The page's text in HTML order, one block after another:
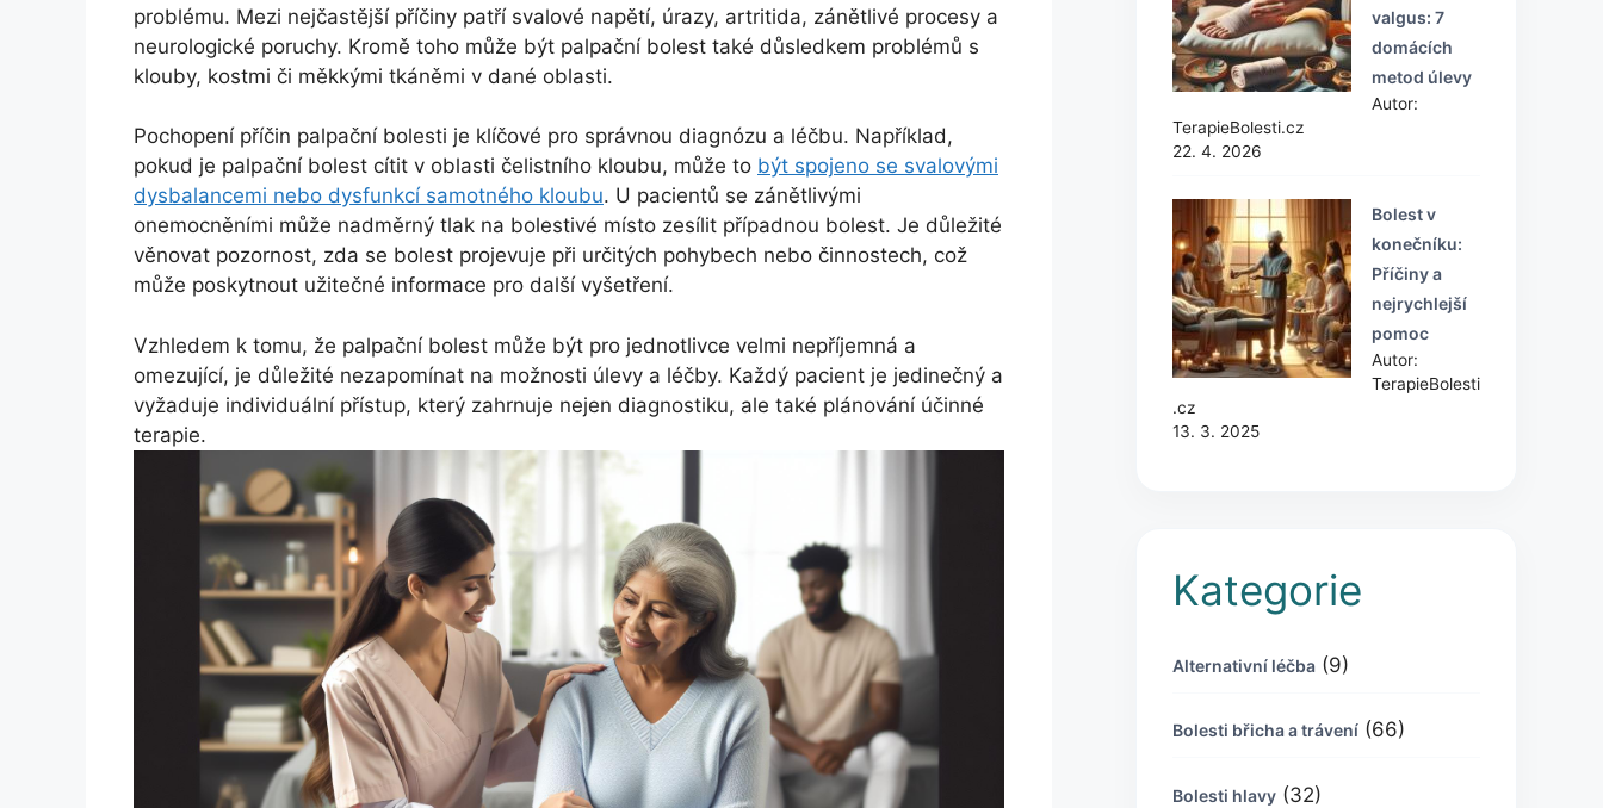
problému. Mezi nejčastější příčiny patří svalové napětí, úrazy, artritida, zánětlivé procesy a
neurologické poruchy. Kromě toho může být palpační bolest také důsledkem problémů s
klouby, kostmi či měkkými tkáněmi v dané oblasti.
Pochopení příčin palpační bolesti je klíčové pro správnou diagnózu a léčbu. Například,
pokud je palpační bolest cítit v oblasti čelistního kloubu, může to být spojeno se svalovými
dysbalancemi nebo dysfunkcí samotného kloubu. U pacientů se zánětlivými
onemocněními může nadměrný tlak na bolestivé místo zesílit případnou bolest. Je důležité
věnovat pozornost, zda se bolest projevuje při určitých pohybech nebo činnostech, což
může poskytnout užitečné informace pro další vyšetření.
Vzhledem k tomu, že palpační bolest může být pro jednotlivce velmi nepříjemná a
omezující, je důležité nezapomínat na možnosti úlevy a léčby. Každý pacient je jedinečný a
vyžaduje individuální přístup, který zahrnuje nejen diagnostiku, ale také plánování účinné
terapie.
valgus: 7
domácích
metod úlevy
Autor:
TerapieBolesti.cz
22. 4. 2026
Bolest v
konečníku:
Příčiny a
nejrychlejší
pomoc
Autor:
TerapieBolesti
.cz
13. 3. 2025
Kategorie
Alternativní léčba (9)
Bolesti břicha a trávení (66)
Bolesti hlavy (32)